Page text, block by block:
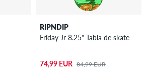
RIPNDIP
Friday Jr 8.25" Tabla de skate
74,99 EUR 84,99 EUR